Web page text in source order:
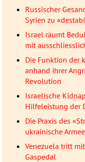
Russischer
Syrien zu
Israel räumt
mit
Die Funktion der
anhand ihrer
Revolution
Israelische
Hilfeleistung der
Die Praxis des
ukrainische
Venezuela tritt
Gaspedal